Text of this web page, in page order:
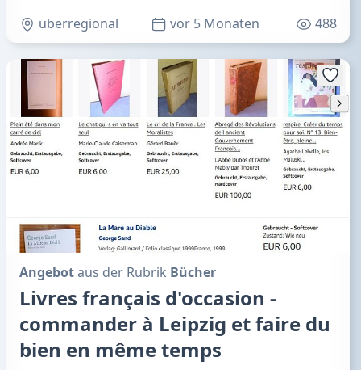
überregional
vor 5 Monaten 488
Angebotaus der Rubrik Bücher
Livres français d'occasion -
commander à Leipzig et faire du
bien en même temps